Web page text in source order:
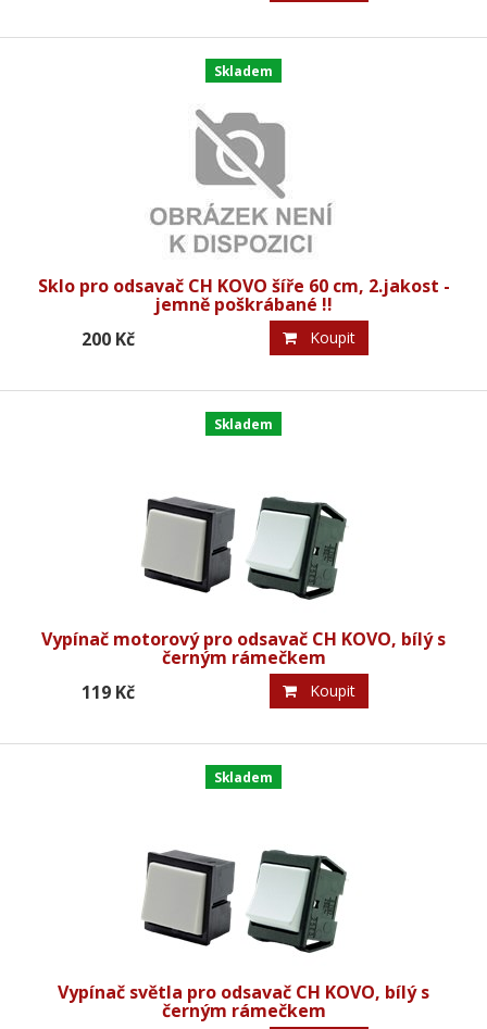
Sklo pro odsavač CH KOVO šíře 60 cm, 2.jakost -
jemně poškrábané !!
Skladem
200 Kč Koupit
Vypínač motorový pro odsavač CH KOVO, bílý s
černým rámečkem
Skladem
119 Kč Koupit
Vypínač světla pro odsavač CH KOVO, bílý s
černým rámečkem
Skladem